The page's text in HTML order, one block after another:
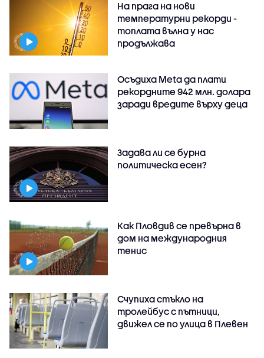
На прага на нови
температурни рекорди -
топлата вълна у нас
продължава
Осъдиха Meta да плати
рекордните 942 млн. долара
заради вредите върху деца
Задава ли се бурна
политическа есен?
Как Пловдив се превърна в
дом на международния
тенис
Счупиха стъкло на
тролейбус с пътници,
движел се по улица в Плевен